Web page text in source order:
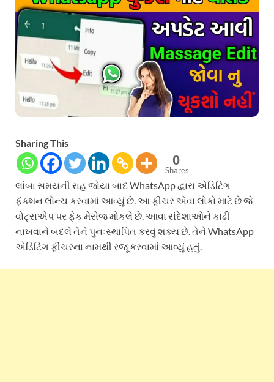
Sharing This
0
Shares
લાંબા સમયની રાહ જોયા બાદ WhatsApp દ્વારા એડિટિંગ
ફંક્શન લોન્ચ કરવામાં આવ્યું છે. આ ફીચર એવા લોકો માટે છે જે
વોટ્સએપ પર ફેક મેસેજ મોકલે છે. આવા સંદેશાઓને કાઢી
નાખવાને બદલે તેને પુનઃસ્થાપિત કરવું શક્ય છે. તેને WhatsApp
એડિટિંગ ફીચરના નામથી રજૂ કરવામાં આવ્યું હતું.